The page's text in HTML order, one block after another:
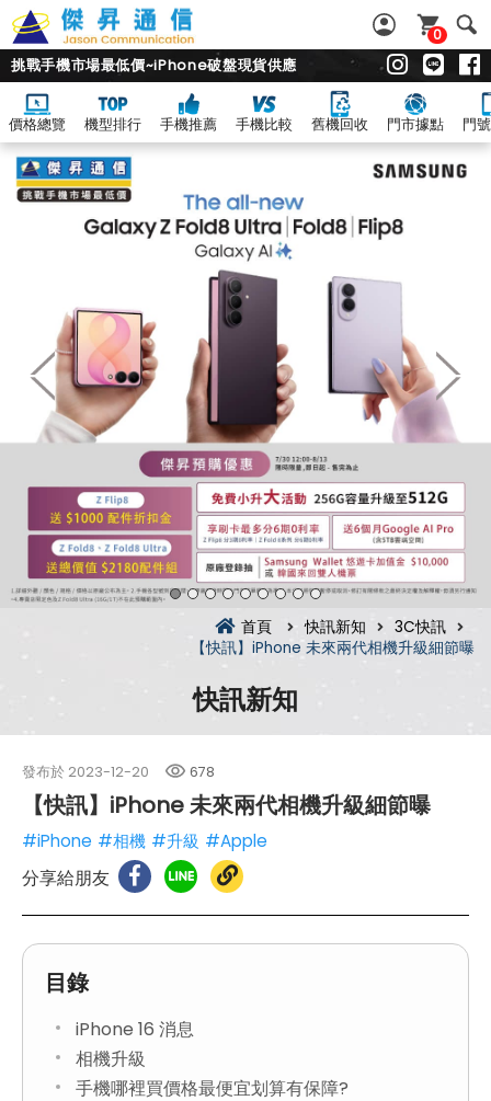
0
挑戰手機市場最低價~iPhone破盤現貨供應
價格總覽 機型排行 手機推薦 手機比較 舊機回收 門市據點 門
首頁 快訊新知
3C快訊
【快訊】iPhone 未來兩代相機升級細節曝
快訊新知
發布於 2023-12-20 678
【快訊】iPhone 未來兩代相機升級細節曝
#iPhone #相機 #升級 #Apple
分享給朋友
目錄
iPhone 16 消息
相機升級
手機哪裡買價格最便宜划算有保障?